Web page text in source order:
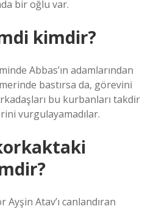
bir oğlu var.
kimdir?
Abbas’ın adamlarından
bastırsa da, görevini
bu kurbanları takdir
vurgulayamadılar.
Atav’ı canlandıran